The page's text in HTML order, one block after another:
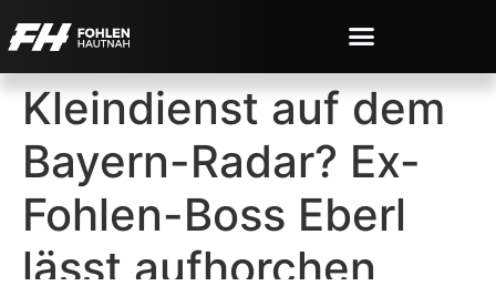
Kleindienst auf dem
Bayern-Radar? Ex-
Fohlen-Boss Eberl
lässt aufhorchen